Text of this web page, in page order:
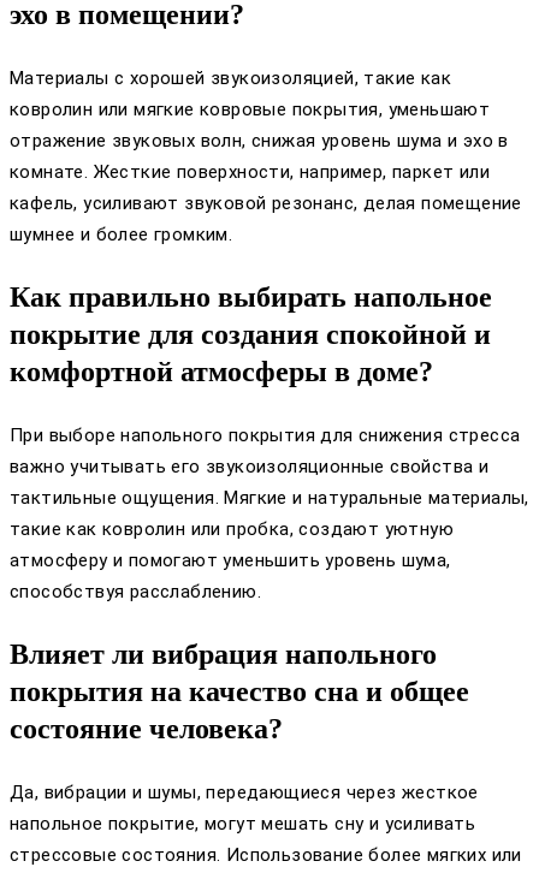
эхо в помещении?
Материалы с хорошей звукоизоляцией, такие как
ковролин или мягкие ковровые покрытия, уменьшают
отражение звуковых волн, снижая уровень шума и эхо в
комнате. Жесткие поверхности, например, паркет или
кафель, усиливают звуковой резонанс, делая помещение
шумнее и более громким.
Как правильно выбирать напольное
покрытие для создания спокойной и
комфортной атмосферы в доме?
При выборе напольного покрытия для снижения стресса
важно учитывать его звукоизоляционные свойства и
тактильные ощущения. Мягкие и натуральные материалы,
такие как ковролин или пробка, создают уютную
атмосферу и помогают уменьшить уровень шума,
способствуя расслаблению.
Влияет ли вибрация напольного
покрытия на качество сна и общее
состояние человека?
Да, вибрации и шумы, передающиеся через жесткое
напольное покрытие, могут мешать сну и усиливать
стрессовые состояния. Использование более мягких или